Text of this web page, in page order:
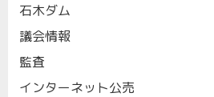
石木ダム
議会情報
監査
インターネット公売